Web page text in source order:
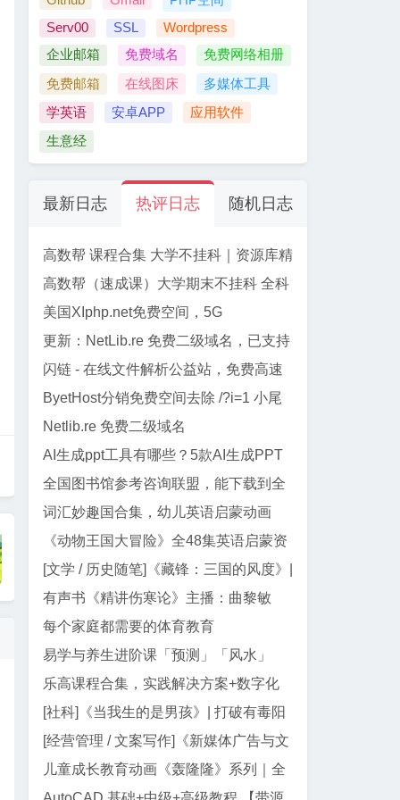
Serv00
SSL
Wordpress
企业邮箱
免费域名 免费网络相册
免费邮箱 在线图床 多媒体工具
学英语 安卓APP 应用软件
生意经
最新日志 热评日志 随机日志
高数帮 课程合集 大学不挂科｜资源库精
选
高数帮（速成课）大学期末不挂科 全科
资源合集 【61门】
美国XIphp.net免费空间，5G
PHP+Mysql, 免费SSL, Cpanel面板
更新：NetLib.re 免费二级域名，已支持
加入CF管理
闪链 - 在线文件解析公益站，免费高速
下载百度网盘文件
ByetHost分销免费空间去除 /?i=1 小尾
巴代码
Netlib.re 免费二级域名
AI生成ppt工具有哪些？5款AI生成PPT
工具盘点
全国图书馆参考咨询联盟，能下载到全
网99%电子书
词汇妙趣国合集，幼儿英语启蒙动画
《动物王国大冒险》全48集英语启蒙资
源｜动画+儿歌+音频+电影版
[文学 / 历史随笔]《藏锋：三国的风度》|
郭德纲三国智慧与处世真经
有声书《精讲伤寒论》主播：曲黎敏
【全138集】
每个家庭都需要的体育教育
易学与养生进阶课「预测」「风水」
「面相」迷罗授课
乐高课程合集，实践解决方案+数字化
教学资源
[社科]《当我生的是男孩》| 打破有毒阳
刚气质的女性主义养育指南
[经营管理 / 文案写作]《新媒体广告与文
案写作》| AI 时代文案创作指南
儿童成长教育动画《轰隆隆》系列｜全